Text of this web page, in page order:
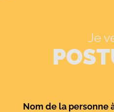
Je
Nom de la personne